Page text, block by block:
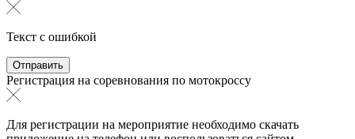
Текст с ошибкой
Регистрация на соревнования по мотокроссу
Для регистрации на мероприятие необходимо скачать